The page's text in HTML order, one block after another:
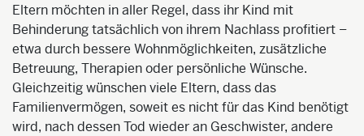
Eltern möchten in aller Regel, dass ihr Kind mit
Behinderung tatsächlich von ihrem Nachlass profitiert –
etwa durch bessere Wohnmöglichkeiten, zusätzliche
Betreuung, Therapien oder persönliche Wünsche.
Gleichzeitig wünschen viele Eltern, dass das
Familienvermögen, soweit es nicht für das Kind benötigt
wird, nach dessen Tod wieder an Geschwister, andere